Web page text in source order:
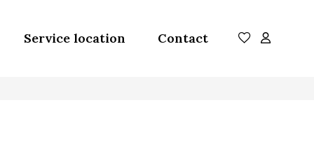
Service location Contact